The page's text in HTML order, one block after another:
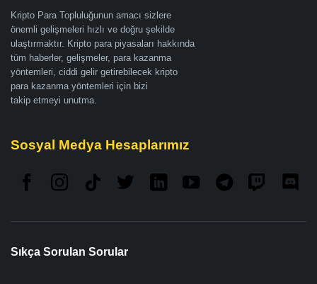
Kripto Para Topluluğunun amacı sizlere
önemli gelişmeleri hızlı ve doğru şekilde
ulaştırmaktır. Kripto para piyasaları hakkında
tüm haberler, gelişmeler, para kazanma
yöntemleri, ciddi gelir getirebilecek kripto
para kazanma yöntemleri için bizi
takip etmeyi unutma.
Sosyal Medya Hesaplarımız
Sıkça Sorulan Sorular